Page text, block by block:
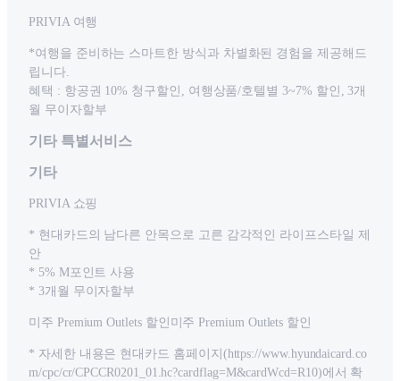
PRIVIA 여행
*여행을 준비하는 스마트한 방식과 차별화된 경험을 제공해드
립니다.
혜택 : 항공권 10% 청구할인, 여행상품/호텔별 3~7% 할인, 3개
월 무이자할부
기타 특별서비스
기타
PRIVIA 쇼핑
* 현대카드의 남다른 안목으로 고른 감각적인 라이프스타일 제
안
* 5% M포인트 사용
* 3개월 무이자할부
미주 Premium Outlets 할인미주 Premium Outlets 할인
* 자세한 내용은 현대카드 홈페이지(https://www.hyundaicard.co
m/cpc/cr/CPCCR0201_01.hc?cardflag=M&cardWcd=R10)에서 확